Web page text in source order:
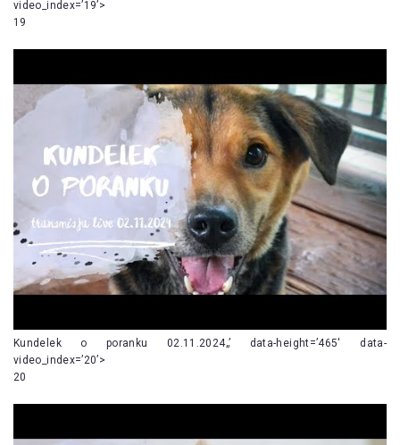
video_index=’19’>
19
Kundelek o poranku 02.11.2024„’ data-height=’465′ data-
video_index=’20’>
20